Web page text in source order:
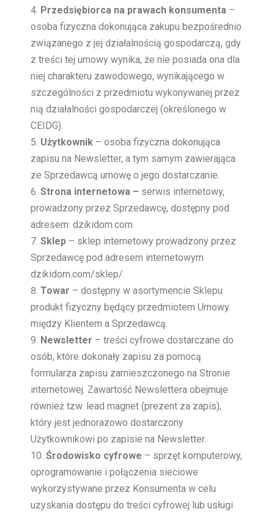
Przedsiębiorca na prawach konsumenta –
osoba fizyczna dokonująca zakupu bezpośrednio
związanego z jej działalnością gospodarczą, gdy
z treści tej umowy wynika, że nie posiada ona dla
niej charakteru zawodowego, wynikającego w
szczególności z przedmiotu wykonywanej przez
nią działalności gospodarczej (określonego w
CEIDG).
Użytkownik – osoba fizyczna dokonująca
zapisu na Newsletter, a tym samym zawierająca
ze Sprzedawcą umowę o jego dostarczanie.
Strona internetowa – serwis internetowy,
prowadzony przez Sprzedawcę, dostępny pod
adresem: dzikidom.com
Sklep – sklep internetowy prowadzony przez
Sprzedawcę pod adresem internetowym
dzikidom.com/sklep/
Towar – dostępny w asortymencie Sklepu
produkt fizyczny będący przedmiotem Umowy
między Klientem a Sprzedawcą.
Newsletter – treści cyfrowe dostarczane do
osób, które dokonały zapisu za pomocą
formularza zapisu zamieszczonego na Stronie
internetowej. Zawartość Newslettera obejmuje
również tzw. lead magnet (prezent za zapis),
który jest jednorazowo dostarczony
Użytkownikowi po zapisie na Newsletter.
Środowisko cyfrowe – sprzęt komputerowy,
oprogramowanie i połączenia sieciowe
wykorzystywane przez Konsumenta w celu
uzyskania dostępu do treści cyfrowej lub usługi